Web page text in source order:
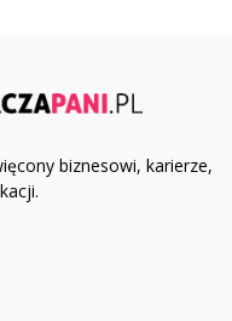
biznesowi, karierze,